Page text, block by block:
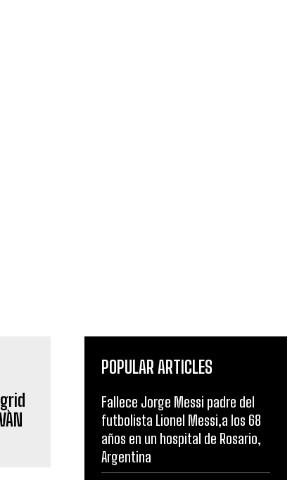
POPULAR ARTICLES
Fallece Jorge Messi padre del
futbolista Lionel Messi,a los 68
años en un hospital de Rosario,
Argentina